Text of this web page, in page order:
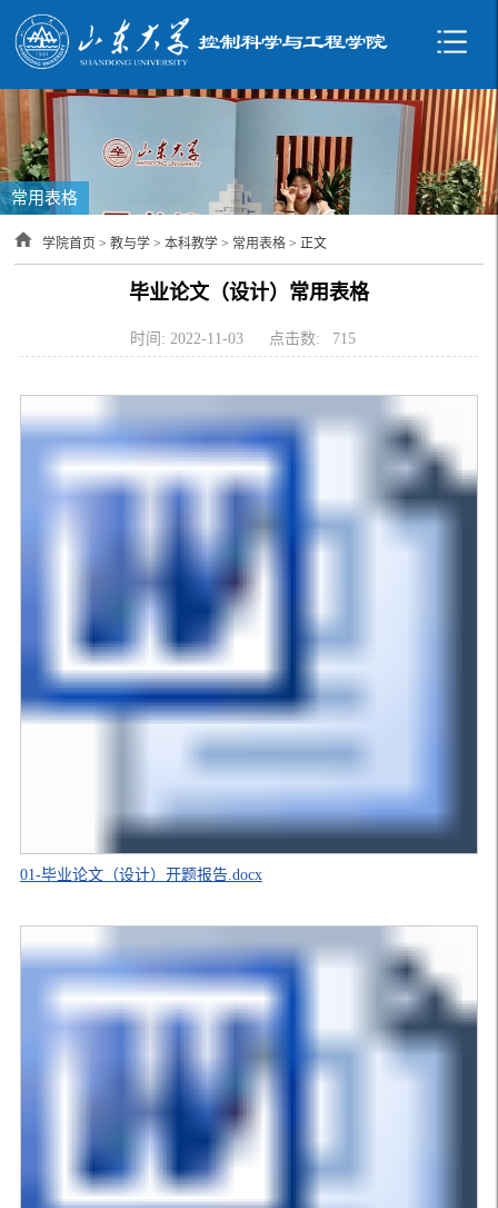
常用表格
学院首页 >教与学 >本科教学 > 常用表格 > 正文
毕业论文（设计）常用表格
时间: 2022-11-03 点击数: 715
01-毕业论文（设计）开题报告.docx